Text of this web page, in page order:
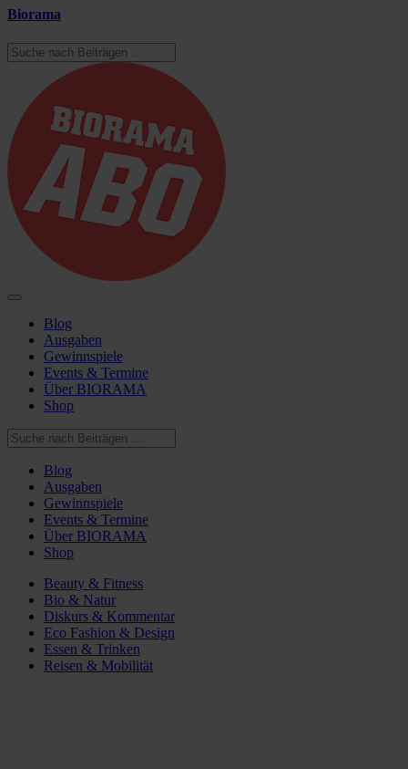
Biorama
Blog
Ausgaben
Gewinnspiele
Events & Termine
Über BIORAMA
Shop
Blog
Ausgaben
Gewinnspiele
Events & Termine
Über BIORAMA
Shop
Beauty & Fitness
Bio & Natur
Diskurs & Kommentar
Eco Fashion & Design
Essen & Trinken
Reisen & Mobilität